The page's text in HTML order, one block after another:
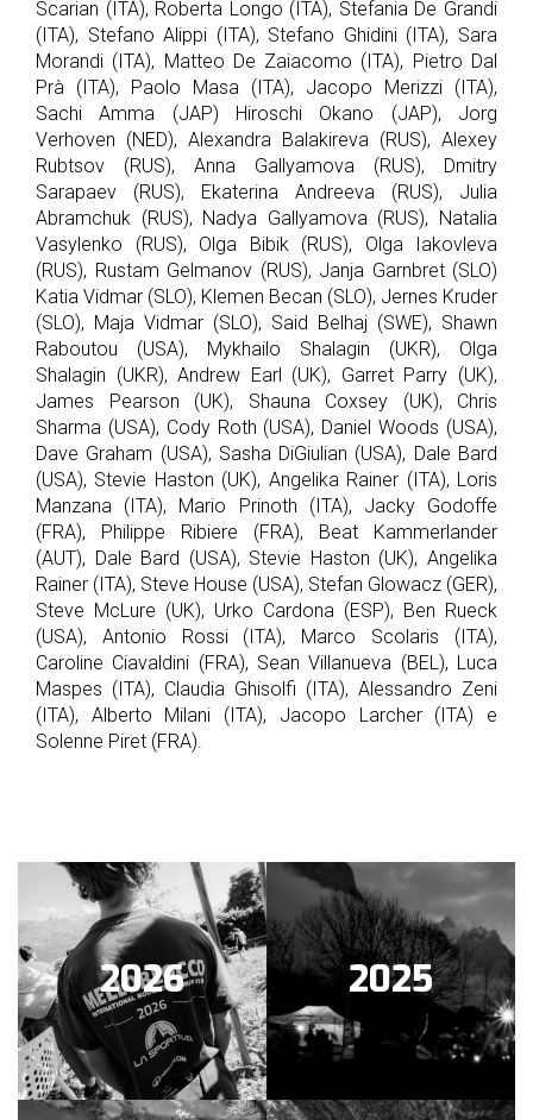
Scarian (ITA), Roberta Longo (ITA), Stefania De Grandi
(ITA), Stefano Alippi (ITA), Stefano Ghidini (ITA), Sara
Morandi (ITA), Matteo De Zaiacomo (ITA), Pietro Dal
Prà (ITA), Paolo Masa (ITA), Jacopo Merizzi (ITA),
Sachi Amma (JAP) Hiroschi Okano (JAP), Jorg
Verhoven (NED), Alexandra Balakireva (RUS), Alexey
Rubtsov (RUS), Anna Gallyamova (RUS), Dmitry
Sarapaev (RUS), Ekaterina Andreeva (RUS), Julia
Abramchuk (RUS), Nadya Gallyamova (RUS), Natalia
Vasylenko (RUS), Olga Bibik (RUS), Olga Iakovleva
(RUS), Rustam Gelmanov (RUS), Janja Garnbret (SLO)
Katia Vidmar (SLO), Klemen Becan (SLO), Jernes Kruder
(SLO), Maja Vidmar (SLO), Said Belhaj (SWE), Shawn
Raboutou (USA), Mykhailo Shalagin (UKR), Olga
Shalagin (UKR), Andrew Earl (UK), Garret Parry (UK),
James Pearson (UK), Shauna Coxsey (UK), Chris
Sharma (USA), Cody Roth (USA), Daniel Woods (USA),
Dave Graham (USA), Sasha DiGiulian (USA), Dale Bard
(USA), Stevie Haston (UK), Angelika Rainer (ITA), Loris
Manzana (ITA), Mario Prinoth (ITA), Jacky Godoffe
(FRA), Philippe Ribiere (FRA), Beat Kammerlander
(AUT), Dale Bard (USA), Stevie Haston (UK), Angelika
Rainer (ITA), Steve House (USA), Stefan Glowacz (GER),
Steve McLure (UK), Urko Cardona (ESP), Ben Rueck
(USA), Antonio Rossi (ITA), Marco Scolaris (ITA),
Caroline Ciavaldini (FRA), Sean Villanueva (BEL), Luca
Maspes (ITA), Claudia Ghisolfi (ITA), Alessandro Zeni
(ITA), Alberto Milani (ITA), Jacopo Larcher (ITA) e
Solenne Piret (FRA).
2026 2025